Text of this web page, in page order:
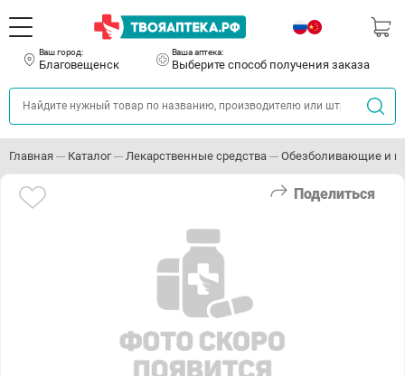
Ваш город:
Благовещенск
Ваша аптека:
Выберите способ получения заказа
Главная Каталог Лекарственные средства Обезболивающие и
Поделиться